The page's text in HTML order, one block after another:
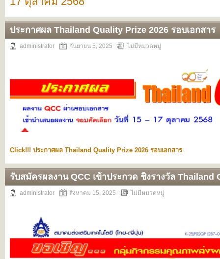
ประกาศผล Thailand Quality Prize 2026 รอบเอกสาร
administrator กันยายน 5, 2025 ไม่มีหมวดหมู่
Click!!! ประกาศผล Thailand Quality Prize 2026 รอบเอกสาร
รับสมัครผลงาน QCC เข้าประกวด ชิงรางวัล Thailand
administrator สิงหาคม 15, 2025 ไม่มีหมวดหมู่